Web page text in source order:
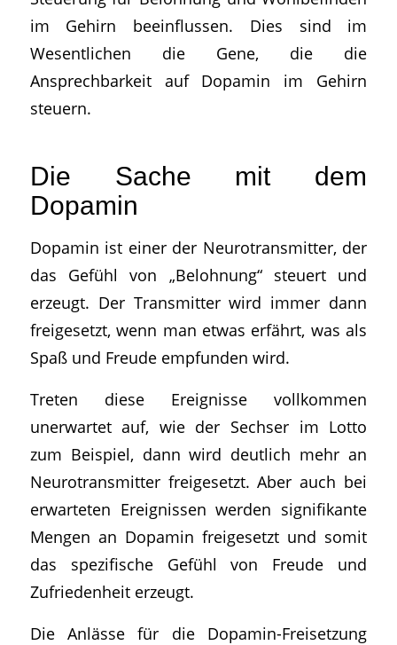
im Gehirn beeinflussen. Dies sind im
Wesentlichen die Gene, die die
Ansprechbarkeit auf Dopamin im Gehirn
steuern.
Die Sache mit dem
Dopamin
Dopamin ist einer der Neurotransmitter, der
das Gefühl von „Belohnung“ steuert und
erzeugt. Der Transmitter wird immer dann
freigesetzt, wenn man etwas erfährt, was als
Spaß und Freude empfunden wird.
Treten diese Ereignisse vollkommen
unerwartet auf, wie der Sechser im Lotto
zum Beispiel, dann wird deutlich mehr an
Neurotransmitter freigesetzt. Aber auch bei
erwarteten Ereignissen werden signifikante
Mengen an Dopamin freigesetzt und somit
das spezifische Gefühl von Freude und
Zufriedenheit erzeugt.
Die Anlässe für die Dopamin-Freisetzung